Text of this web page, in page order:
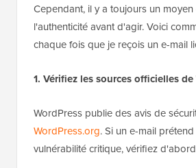
Cependant, il y a toujours un
l'authenticité avant d'agir. Voici
chaque fois que je reçois un e-mail
1. Vérifiez les sources officielles de
WordPress publie des avis de
WordPress.org. Si un e-mail
vulnérabilité critique, vérifiez